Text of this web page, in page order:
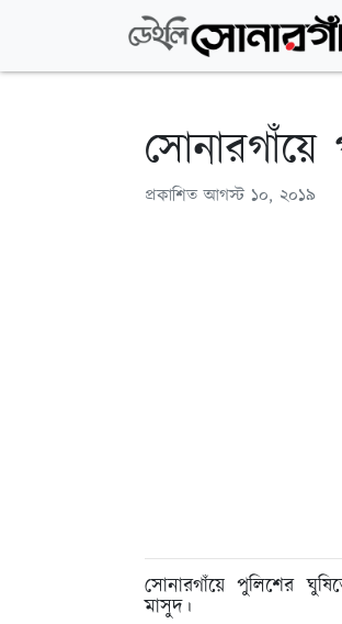
সোনারগাঁয়ে
প্রকাশিতআগস্ট ১০, ২০১৯
সোনারগাঁয়ে পুলিশের
মাসুদ।